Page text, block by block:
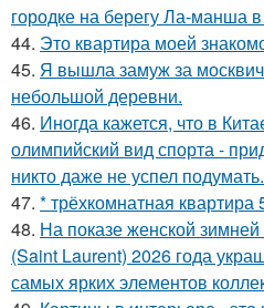
городке на берегу Ла-манша
44. Это квартира моей
45. Я вышла замуж за
небольшой деревни.
46. Иногда кажется, что в
олимпийский вид спорта -
никто даже не успел подумать.
47. * трёхкомнатная квартира
48. На показе женской
(Saint Laurent) 2026 года
самых ярких элементов